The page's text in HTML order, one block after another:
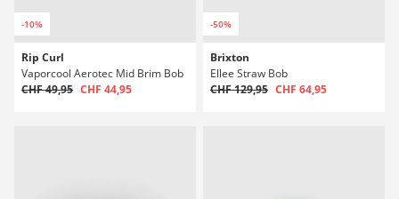
-10%
Rip Curl
Vaporcool Aerotec Mid Brim Bob
CHF 49,95 CHF 44,95
-50%
Brixton
Ellee Straw Bob
CHF 129,95 CHF 64,95